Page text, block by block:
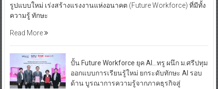
รูปแบบใหม่ เร่งสร้างแรงงานแห่งอนาคต (Future Workforce) ที่มีทั้ง
ความรู้ ทักษะ
Read More
ปั้น Future Workforce ยุค AI…ทรู ผนึก ม.ศรีปทุม
ออกแบบการเรียนรู้ใหม่ ยกระดับทักษะ AI รอบ
ด้าน บูรณาการความรู้จากภาคธุรกิจสู่